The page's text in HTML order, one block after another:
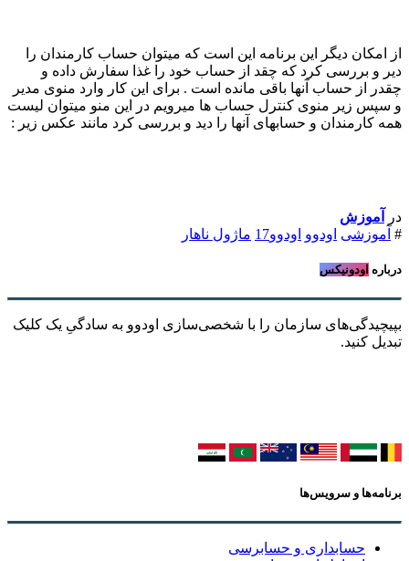
از امکان دیگر این برنامه این است که میتوان حساب کارمندان را
دیر و بررسی کرد که چقد از حساب خود را غذا سفارش داده و
چقدر از حساب آنها باقی مانده است . برای این کار وارد منوی مدیر
و سپس زیر منوی کنترل حساب ها میرویم در این منو میتوان لیست
همه کارمندان و حسابهای آنها را دید و بررسی کرد مانند عکس زیر :
در
آموزش
# آموزشی اودوو اودوو17 ماژول ناهار
درباره اودونیکس
بپیچیدگی‌های سازمان را با شخصی‌سازی اودوو به سادگیِ یک کلیک
تبدیل کنید.
برنامه‌ها و سرویس‌ها
حسابداری و حسابرسی